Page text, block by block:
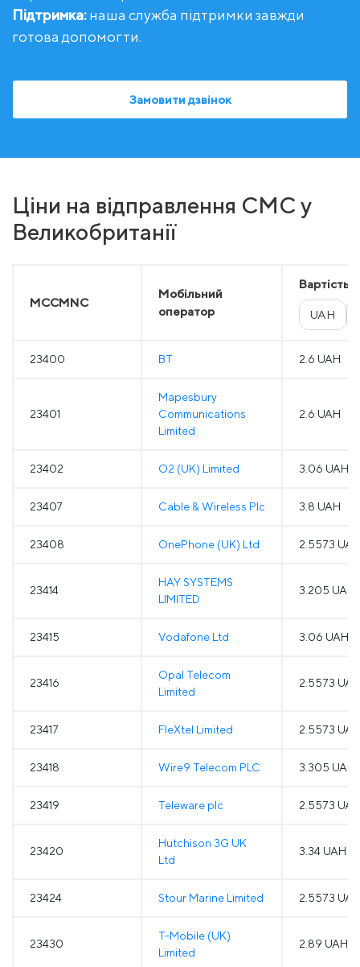
Підтримка:наша служба підтримки завжди
готова допомогти.
Замовити дзвінок
Ціни на відправлення СМС у
Великобританії
MCCMNC
Мобільний
оператор
Вартість
UAH
23400 BT 2.6 UAH
23401
Mapesbury
Communications
Limited
2.6 UAH
23402 O2 (UK) Limited 3.06 UAH
23407 Cable & Wireless Plc 3.8 UAH
23408 OnePhone (UK) Ltd 2.5573 UAH
23414
HAY SYSTEMS
LIMITED
3.205 UAH
23415 Vodafone Ltd 3.06 UAH
23416
Opal Telecom
Limited
2.5573 UAH
23417 FleXtel Limited 2.5573 UAH
23418 Wire9 Telecom PLC 3.305 UAH
23419 Teleware plc 2.5573 UAH
23420
Hutchison 3G UK
Ltd
3.34 UAH
23424 Stour Marine Limited 2.5573 UAH
23430
T-Mobile (UK)
Limited
2.89 UAH